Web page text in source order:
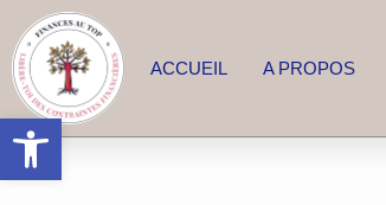
Ouvrir la barre d’outils
ACCUEIL A PROPOS